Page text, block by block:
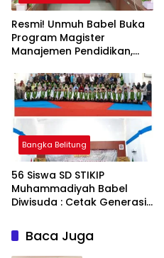
Resmi! Unmuh Babel Buka
Program Magister
Manajemen Pendidikan,
Bangka Belitung
Bangka Belitung
‎56 Siswa SD STIKIP
Muhammadiyah Babel
Diwisuda : Cetak Generasi
Baca Juga